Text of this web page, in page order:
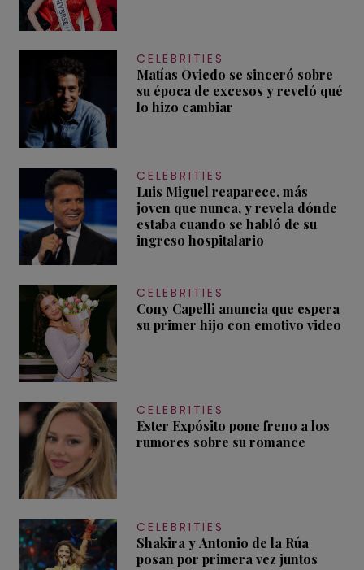
CELEBRITIES
Matías Oviedo se sinceró sobre
su época de excesos y reveló qué
lo hizo cambiar
CELEBRITIES
Luis Miguel reaparece, más
joven que nunca, y revela dónde
estaba cuando se habló de su
ingreso hospitalario
CELEBRITIES
Cony Capelli anuncia que espera
su primer hijo con emotivo video
CELEBRITIES
Ester Expósito pone freno a los
rumores sobre su romance
CELEBRITIES
Shakira y Antonio de la Rúa
posan por primera vez juntos